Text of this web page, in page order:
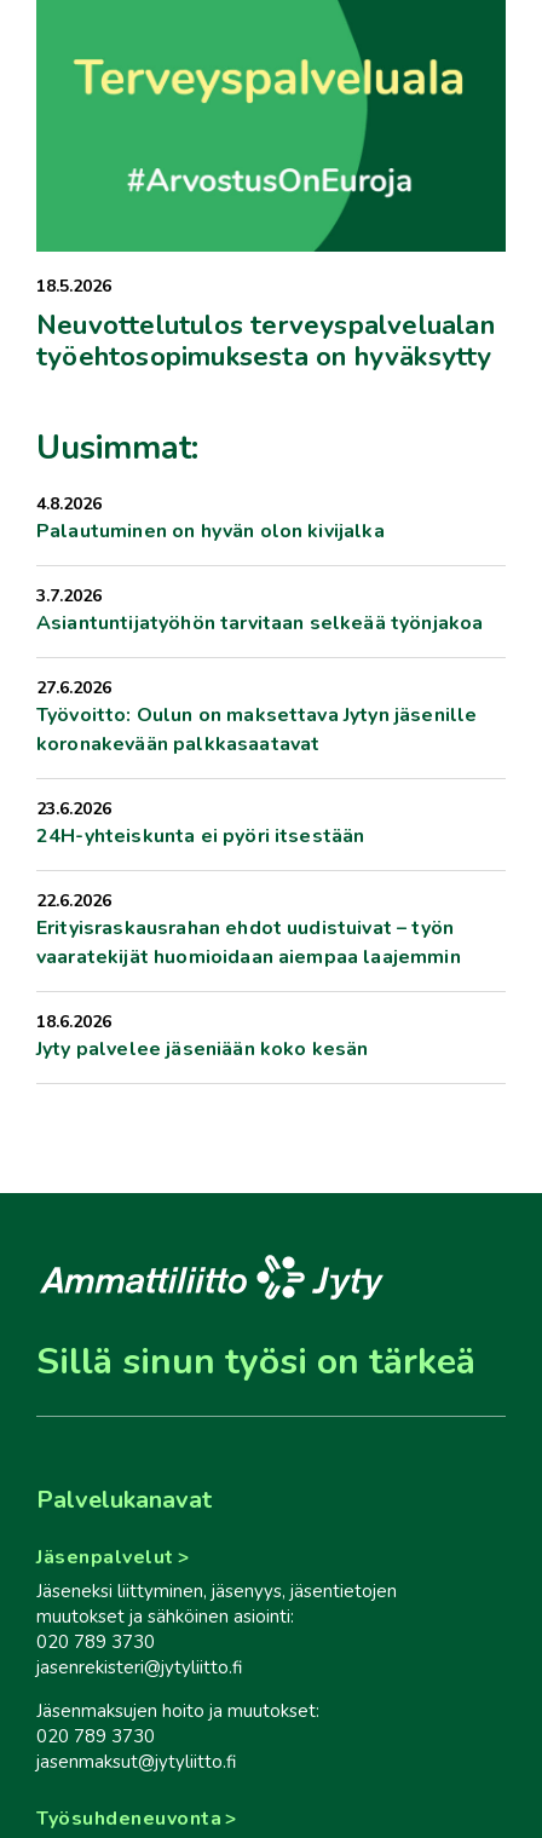
18.5.2026
Neuvottelutulos terveyspalvelualan
työehtosopimuksesta on hyväksytty
Uusimmat:
4.8.2026
Palautuminen on hyvän olon kivijalka
3.7.2026
Asiantuntijatyöhön tarvitaan selkeää työnjakoa
27.6.2026
Työvoitto: Oulun on maksettava Jytyn jäsenille
koronakevään palkkasaatavat
23.6.2026
24H-yhteiskunta ei pyöri itsestään
22.6.2026
Erityisraskausrahan ehdot uudistuivat – työn
vaaratekijät huomioidaan aiempaa laajemmin
18.6.2026
Jyty palvelee jäseniään koko kesän
Sillä sinun työsi on tärkeä
Palvelukanavat
Jäsenpalvelut
Jäseneksi liittyminen, jäsenyys, jäsentietojen
muutokset ja sähköinen asiointi:
020 789 3730
jasenrekisteri@jytyliitto.fi
Jäsenmaksujen hoito ja muutokset:
020 789 3730
jasenmaksut@jytyliitto.fi
Työsuhdeneuvonta